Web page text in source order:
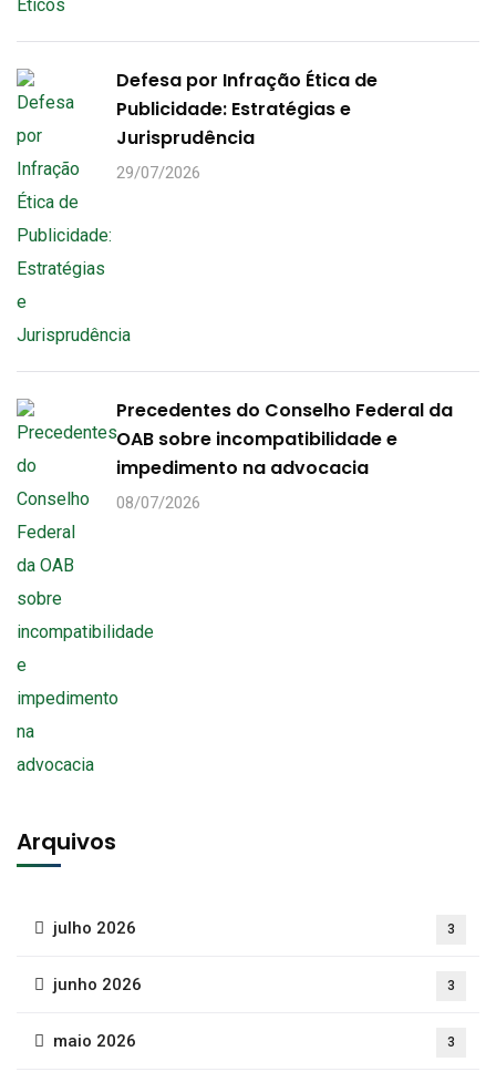
Defesa por Infração Ética de
Publicidade: Estratégias e
Jurisprudência
29/07/2026
Precedentes do Conselho Federal da
OAB sobre incompatibilidade e
impedimento na advocacia
08/07/2026
Arquivos
julho 2026 3
junho 2026 3
maio 2026 3